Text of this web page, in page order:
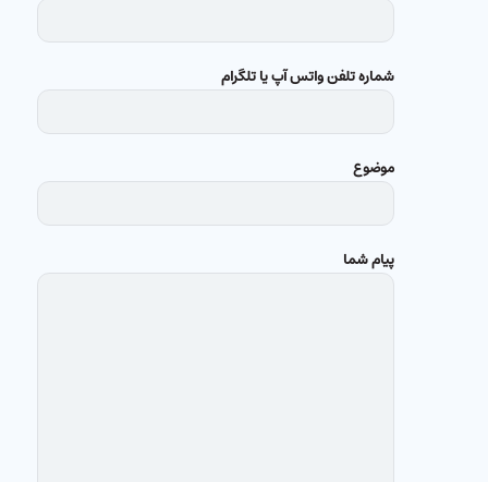
شماره تلفن واتس آپ یا تلگرام
موضوع
پیام شما